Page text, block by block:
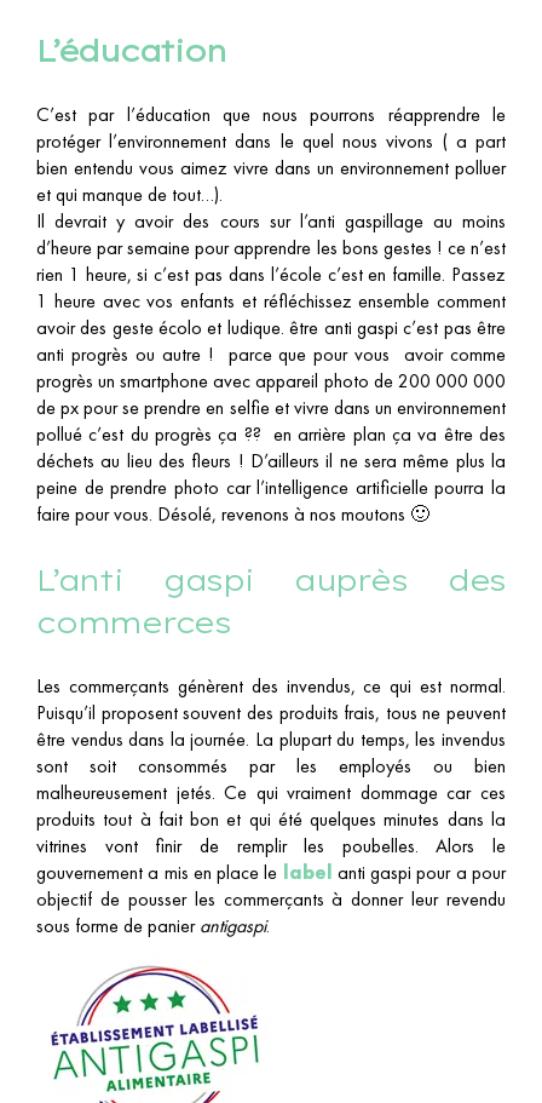
L’éducation
C’est par l’éducation que nous pourrons réapprendre le
protéger l’environnement dans le quel nous vivons ( a part
bien entendu vous aimez vivre dans un environnement polluer
et qui manque de tout…).
Il devrait y avoir des cours sur l’anti gaspillage au moins
d’heure par semaine pour apprendre les bons gestes ! ce n’est
rien 1 heure, si c’est pas dans l’école c’est en famille. Passez
1 heure avec vos enfants et réfléchissez ensemble comment
avoir des geste écolo et ludique. être anti gaspi c’est pas être
anti progrès ou autre ! parce que pour vous avoir comme
progrès un smartphone avec appareil photo de 200 000 000
de px pour se prendre en selfie et vivre dans un environnement
pollué c’est du progrès ça ?? en arrière plan ça va être des
déchets au lieu des fleurs ! D’ailleurs il ne sera même plus la
peine de prendre photo car l’intelligence artificielle pourra la
faire pour vous. Désolé, revenons à nos moutons 🙂
L’anti gaspi auprès des
commerces
Les commerçants génèrent des invendus, ce qui est normal.
Puisqu’il proposent souvent des produits frais, tous ne peuvent
être vendus dans la journée. La plupart du temps, les invendus
sont soit consommés par les employés ou bien
malheureusement jetés. Ce qui vraiment dommage car ces
produits tout à fait bon et qui été quelques minutes dans la
vitrines vont finir de remplir les poubelles. Alors le
gouvernement a mis en place le label anti gaspi pour a pour
objectif de pousser les commerçants à donner leur revendu
sous forme de panierantigaspi.